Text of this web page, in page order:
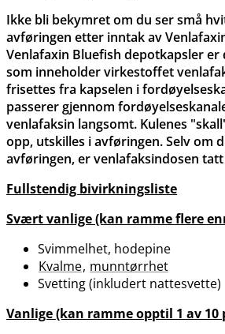
Ikke bli bekymret om du ser små
avføringen etter inntak av
Venlafaxin Bluefish depotkapsler
som inneholder virkestoffet
frisettes fra kapselen i
passerer gjennom
venlafaksin langsomt. Kulenes
opp, utskilles i avføringen. Selv om
avføringen, er venlafaksindosen
Fullstendig bivirkningsliste
Svært vanlige (kan ramme flere
Svimmelhet, hodepine
Kvalme, munntørrhet
Svetting (inkludert nattesvette)
Vanlige (kan ramme opptil 1 av 10